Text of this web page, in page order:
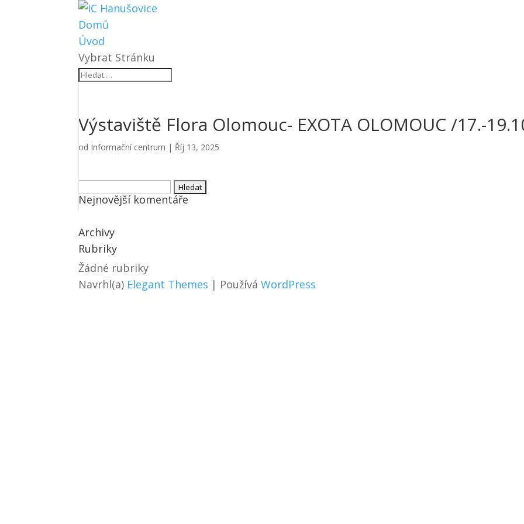
Domů
Úvod
Vybrat Stránku
Výstaviště Flora Olomouc- EXOTA OLOMOUC /17.-
od Informační centrum | Říj 13, 2025
Vyhledávání
Nejnovější komentáře
Archivy
Rubriky
Žádné rubriky
Navrhl(a) Elegant Themes | PoužíváWordPress